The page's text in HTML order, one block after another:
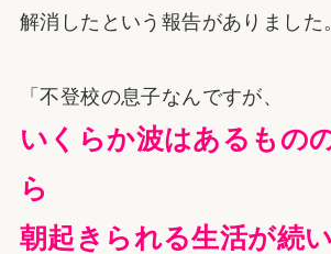
解消したという報告がありました
「不登校の息子なんですが、
いくらか波はあるもの
ら
朝起きられる生活が続